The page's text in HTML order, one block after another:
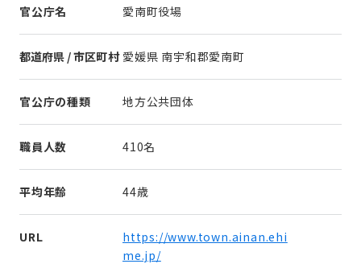
官公庁名 愛南町役場
都道府県 / 市区町村 愛媛県 南宇和郡愛南町
官公庁の種類 地方公共団体
職員人数 410名
平均年齢 44歳
URL
https://www.town.ainan.ehi
me.jp/